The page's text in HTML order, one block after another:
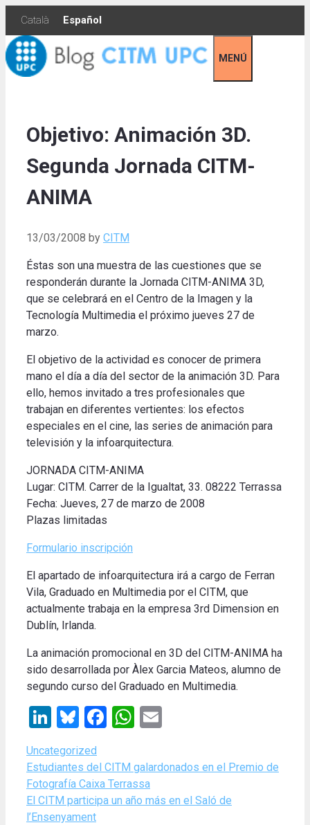
Skip
content
Català Español
MENÚ
Objetivo: Animación 3D.
Segunda Jornada CITM-
ANIMA
13/03/2008 by CITM
Éstas son una muestra de las cuestiones que se
responderán durante la Jornada CITM-ANIMA 3D,
que se celebrará en el Centro de la Imagen y la
Tecnología Multimedia el próximo jueves 27 de
marzo.
El objetivo de la actividad es conocer de primera
mano el día a día del sector de la animación 3D. Para
ello, hemos invitado a tres profesionales que
trabajan en diferentes vertientes: los efectos
especiales en el cine, las series de animación para
televisión y la infoarquitectura.
JORNADA CITM-ANIMA
Lugar: CITM. Carrer de la Igualtat, 33. 08222 Terrassa
Fecha: Jueves, 27 de marzo de 2008
Plazas limitadas
Formulario inscripción
El apartado de infoarquitectura irá a cargo de Ferran
Vila, Graduado en Multimedia por el CITM, que
actualmente trabaja en la empresa 3rd Dimension en
Dublín, Irlanda.
La animación promocional en 3D del CITM-ANIMA ha
sido desarrollada por Àlex Garcia Mateos, alumno de
segundo curso del Graduado en Multimedia.
LinkedIn
Bluesky
Facebook
WhatsApp
Categories
Uncategorized
Estudiantes del CITM galardonados en el Premio de
Fotografía Caixa Terrassa
El CITM participa un año más en el Saló de
l’Ensenyament